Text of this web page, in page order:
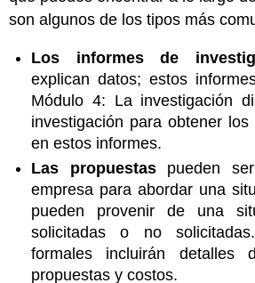
son algunos de los tipos más
Los informes de
explican datos; estos
Módulo 4: La investigación
investigación para obtener
en estos informes.
Las propuestaspueden
empresa para abordar una
pueden provenir de una
solicitadas o no
formales incluirán detalles
propuestas y costos.